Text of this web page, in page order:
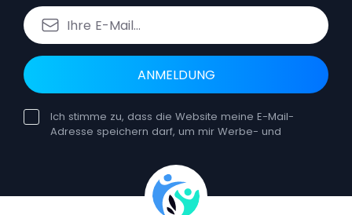
ANMELDUNG
Ich stimme zu, dass die Website meine E-Mail-
Adresse speichern darf, um mir Werbe- und
kann jederzeit widerrufen werden. Ein solcher
Widerruf hat keine Auswirkungen auf die
Rechtmäßigkeit der Verarbeitung, die auf der
Einwilligung vor dem Widerruf beruht. Sie können